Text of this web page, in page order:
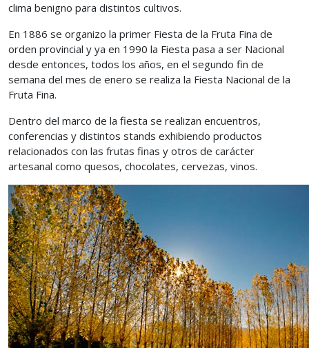
clima benigno para distintos cultivos.
En 1886 se organizo la primer Fiesta de la Fruta Fina de
orden provincial y ya en 1990 la Fiesta pasa a ser Nacional
desde entonces, todos los años, en el segundo fin de
semana del mes de enero se realiza la Fiesta Nacional de la
Fruta Fina.
Dentro del marco de la fiesta se realizan encuentros,
conferencias y distintos stands exhibiendo productos
relacionados con las frutas finas y otros de carácter
artesanal como quesos, chocolates, cervezas, vinos.